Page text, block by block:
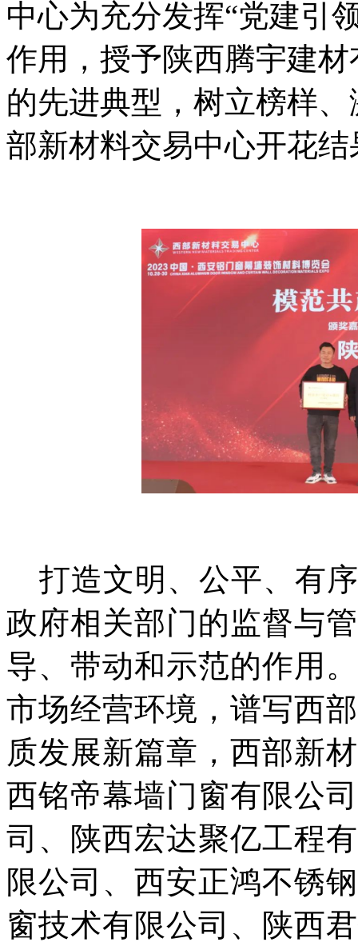
中心为充分发挥“党建引
作用，授予陕西腾宇建
的先进典型，树立榜样
部新材料交易中心开花结
打造文明、公平、有
政府相关部门的监督与
导、带动和示范的作用
市场经营环境，谱写西
质发展新篇章，西部新
西铭帝幕墙门窗有限公
司、陕西宏达聚亿工程
限公司、西安正鸿不锈
窗技术有限公司、陕西